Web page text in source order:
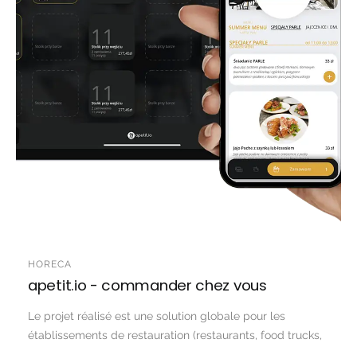
HORECA
apetit.io - commander chez vous
Le projet réalisé est une solution globale pour les
établissements de restauration (restaurants, food trucks,